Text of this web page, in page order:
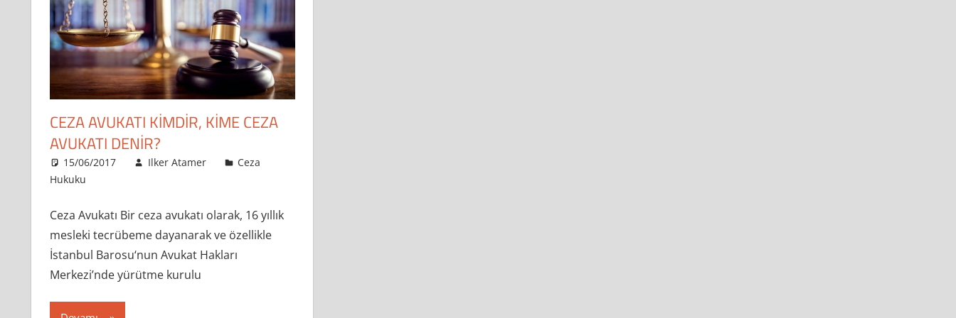
CEZA AVUKATI KIMDIR, KIME CEZA
AVUKATI DENIR?
15/06/2017 Ilker Atamer
Ceza
Hukuku
Ceza Avukatı Bir ceza avukatı olarak, 16 yıllık
mesleki tecrübeme dayanarak ve özellikle
İstanbul Barosu‘nun Avukat Hakları
Merkezi’nde yürütme kurulu